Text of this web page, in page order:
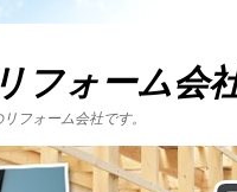
フォーム
フォーム会社です。